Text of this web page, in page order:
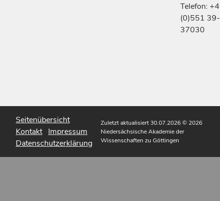
Telefon:
(0)551 39-
37030
Seitenübersicht
Kontakt Impressum
Datenschutzerklärung
Zuletzt aktualisiert 30.07.2026© 2026
Niedersächsische Akademie der
Wissenschaften zu Göttingen